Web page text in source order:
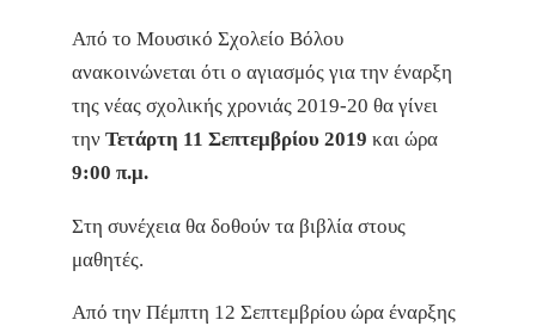
Aπό το Μουσικό Σχολείο Βόλου
ανακοινώνεται ότι ο αγιασμός για την έναρξη
της νέας σχολικής χρονιάς 2019-20 θα γίνει
την Τετάρτη 11 Σεπτεμβρίου 2019 και ώρα
9:00 π.μ.
Στη συνέχεια θα δοθούν τα βιβλία στους
μαθητές.
Από την Πέμπτη 12 Σεπτεμβρίου ώρα έναρξης